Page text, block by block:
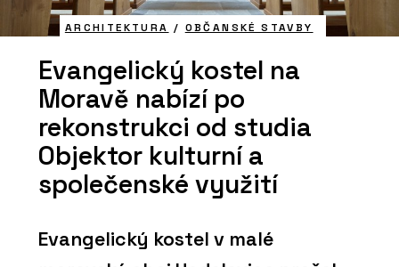
ARCHITEKTURA / OBČANSKÉ STAVBY
Evangelický kostel na
Moravě nabízí po
rekonstrukci od studia
Objektor kulturní a
společenské využití
Evangelický kostel v malé